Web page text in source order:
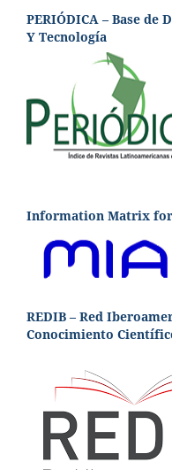
PERIÓDICA – Base de
Y Tecnología
Information Matrix for
REDIB – Red
Conocimiento